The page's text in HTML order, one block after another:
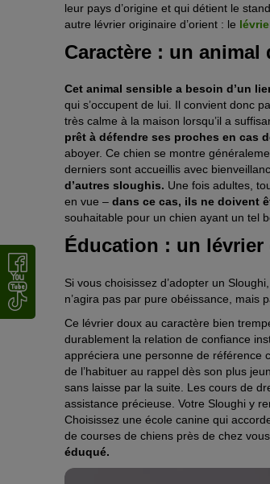
leur pays d’origine et qui détient le
autre lévrier originaire d’orient : le
Caractère : un
Cet animal sensible a besoin d’un
qui s’occupent de lui. Il convient donc
très calme à la maison lorsqu’il a
prêt à défendre ses proches en cas
aboyer. Ce chien se montre
derniers sont accueillis avec
d’autres sloughis. Une fois adultes,
en vue – dans ce cas, ils ne doivent
souhaitable pour un chien ayant un tel
Éducation : un lévrier
Si vous choisissez d’adopter un
n’agira pas par pure obéissance, mais
Ce lévrier doux au caractère bien
durablement la relation de confiance
appréciera une personne de référence
de l’habituer au rappel dès son plus
sans laisse par la suite. Les cours de
assistance précieuse. Votre Sloughi y
Choisissez une école canine qui
de courses de chiens près de chez vous.
éduqué.